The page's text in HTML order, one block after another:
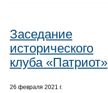
Заседание
исторического
клуба «Патриот»
26 февраля 2021 г.